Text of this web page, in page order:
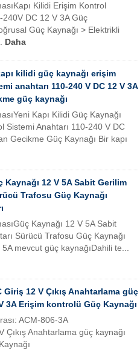
Kilidi Erişim Kontrol
240V DC 12 V 3A Güç
Güç Kaynağı > Elektrikli
Daha
kilidi güç kaynağı erişim
anahtarı 110-240 V DC 12 V 3A
güç kaynağı
Kapı Kilidi Güç Kaynağı
Sistemi Anahtarı 110-240 V DC
Gecikme Güç Kaynağı Bir kapı
Kaynağı 12 V 5A Sabit Gerilim
Trafosu Güç Kaynağı
Kaynağı 12 V 5A Sabit
Sürücü Trafosu Güç Kaynağı
mevcut güç kaynağıDahili te...
Giriş 12 V Çıkış Anahtarlama güç
3A Erişim kontrolü Güç Kaynağı
ACM-806-3A
Çıkış Anahtarlama güç kaynağı